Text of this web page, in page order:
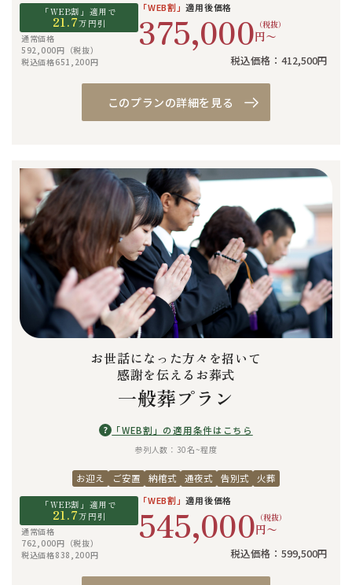
「WEB割」適用で
21.7万円引
通常価格
592,000円（税抜）
税込価格651,200円
「WEB割」適用後価格
375,000 （税抜）
円〜
税込価格：412,500円
このプランの詳細を見る
お世話になった方々を招いて
感謝を伝えるお葬式
一般葬プラン
? 「WEB割」の適用条件はこちら
参列人数：30名~程度
お迎え ご安置 納棺式 通夜式 告別式 火葬
「WEB割」適用で
21.7万円引
通常価格
762,000円（税抜）
税込価格838,200円
「WEB割」適用後価格
545,000 （税抜）
円〜
税込価格：599,500円